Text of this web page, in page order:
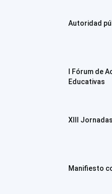
Autoridad
I Fórum de
Educativas
XIII
Manifiesto